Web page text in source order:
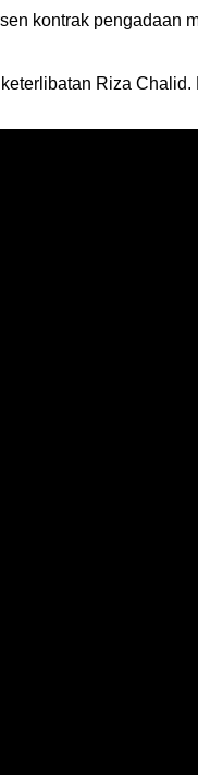
kontrak pengadaan
Riza Chalid.